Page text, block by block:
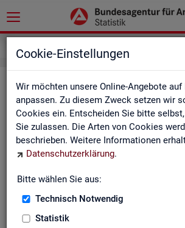
Cookie-Einstellungen
Wir möchten unsere Online-Angebote
anpassen. Zu diesem Zweck setzen wir
Cookies ein. Entscheiden Sie bitte
Sie zulassen. Die Arten von Cookies
beschrieben. Weitere Informationen
Datenschutzerklärung.
Bitte wählen Sie aus:
Technisch Notwendig
Statistik
News­let­ter Sta­tis­tik
Mit dem mo­nat­li­chen News­let­ter
ver­schie­de­ne The­men und ak­tu­el­le
ak­tu­el­le Be­rich­te, wie z. B. den
neue Ver­öf­fent­li­chun­gen,
Son­der­be­rich­te,